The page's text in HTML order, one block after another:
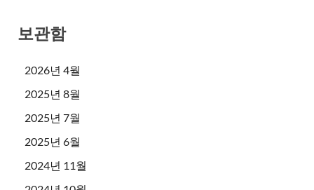
보관함
2026년 4월
2025년 8월
2025년 7월
2025년 6월
2024년 11월